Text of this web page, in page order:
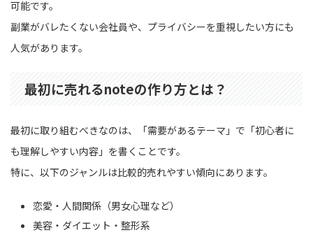
可能です。
副業がバレたくない会社員や、プライバシーを重視したい方にも
人気があります。
最初に売れるnoteの作り方とは？
最初に取り組むべきなのは、「需要があるテーマ」で「初心者に
も理解しやすい内容」を書くことです。
特に、以下のジャンルは比較的売れやすい傾向にあります。
恋愛・人間関係（男女心理など）
美容・ダイエット・整形系